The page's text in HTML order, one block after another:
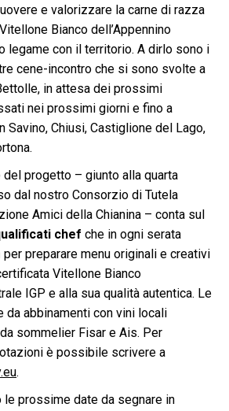
e valorizzare la carne di razza
Bianco dell’Appennino
legame con il territorio. A dirlo sono i
cene-incontro che si sono svolte a
in attesa dei prossimi
nei prossimi giorni e fino a
Savino, Chiusi, Castiglione del Lago,
progetto – giunto alla quarta
dal nostro Consorzio di Tutela
Amici della Chianina – conta sul
chef che in ogni serata
per preparare menu originali e creativi
Vitellone Bianco
IGP e alla sua qualità autentica. Le
da abbinamenti con vini locali
sommelier Fisar e Ais. Per
è possibile scrivere a
.
le prossime date da segnare in